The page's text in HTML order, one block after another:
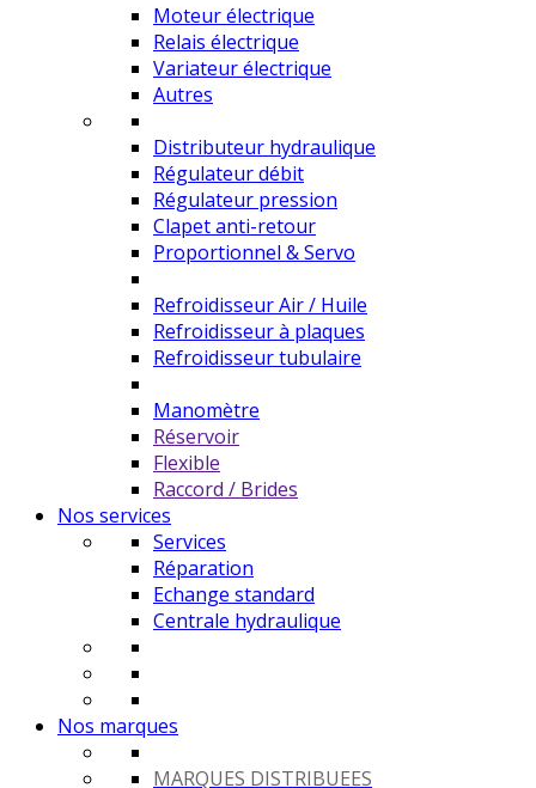
Moteur électrique
Relais électrique
Variateur électrique
Autres
Distributeur hydraulique
Régulateur débit
Régulateur pression
Clapet anti-retour
Proportionnel & Servo
Refroidisseur Air / Huile
Refroidisseur à plaques
Refroidisseur tubulaire
Manomètre
Réservoir
Flexible
Raccord / Brides
Nos services
Services
Réparation
Echange standard
Centrale hydraulique
Nos marques
MARQUES DISTRIBUEES